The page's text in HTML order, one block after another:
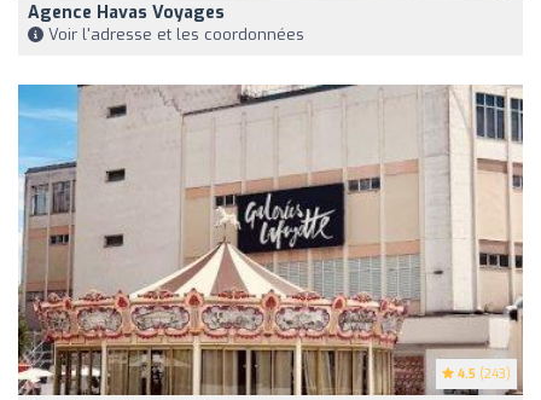
Agence Havas Voyages
Voir l'adresse et les coordonnées
4.5 (243)